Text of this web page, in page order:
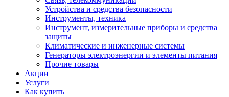
Устройства и средства безопасности
Инструменты, техника
Инструмент, измерительные приборы и средства
защиты
Климатические и инженерные системы
Генераторы электроэнергии и элементы питания
Прочие товары
Акции
Услуги
Как купить